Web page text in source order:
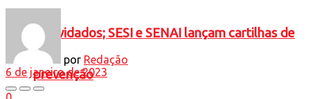
endividados; SESI e SENAI lançam cartilhas de
prevenção
por Redação
6 de janeiro de 2023